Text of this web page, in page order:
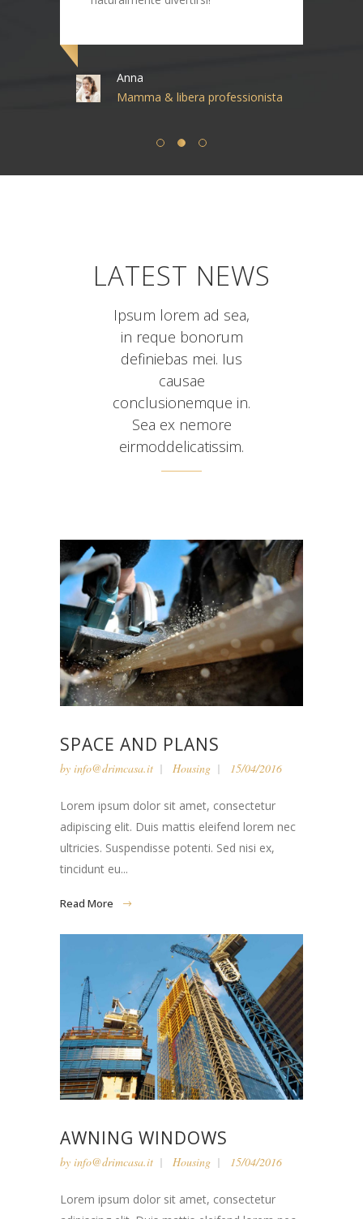
& libera professionista
LATEST NEWS
Ipsum lorem ad sea,
in reque bonorum
definiebas mei. Ius
causae
conclusionemque in.
Sea ex nemore
eirmoddelicatissim.
SPACE AND PLANS
adipiscing elit. Duis mattis eleifend lorem nec
ultricies. Suspendisse potenti. Sed nisi ex,
tincidunt eu...
AWNING WINDOWS
adipiscing elit. Duis mattis eleifend lorem nec